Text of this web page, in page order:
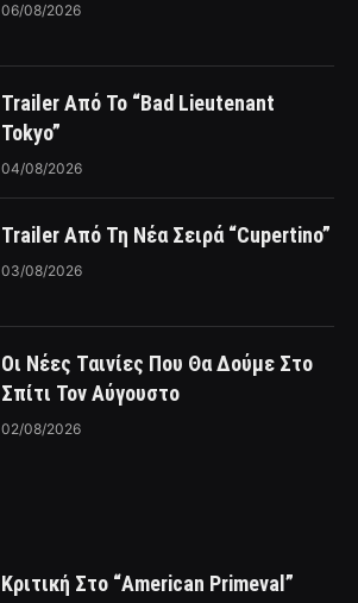
06/08/2026
Trailer Από Το “Bad Lieutenant
Tokyo”
04/08/2026
Trailer Από Τη Νέα Σειρά “Cupertino”
03/08/2026
Οι Νέες Ταινίες Που Θα Δούμε Στο
Σπίτι Τον Αύγουστο
02/08/2026
Κριτική Στο “American Primeval”